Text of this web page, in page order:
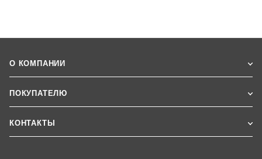
О КОМПАНИИ
ПОКУПАТЕЛЮ
КОНТАКТЫ